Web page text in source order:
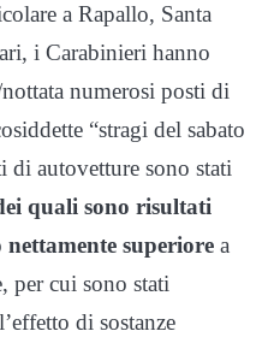
a Rapallo, Santa
i Carabinieri hanno
numerosi posti di
“stragi del sabato
di autovetture sono stati
quali sono risultati
nettamente superiore a
per cui sono stati
di sostanze